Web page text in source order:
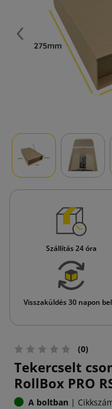
Előző
Szállítás 24 óra
Visszaküldés 30 napon
(0)
Tekercselt
RollBox PRO
A boltban |